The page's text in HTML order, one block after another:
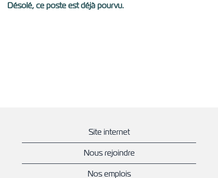
Désolé, ce poste est déjà pourvu.
Site internet
Nous rejoindre
Nos emplois